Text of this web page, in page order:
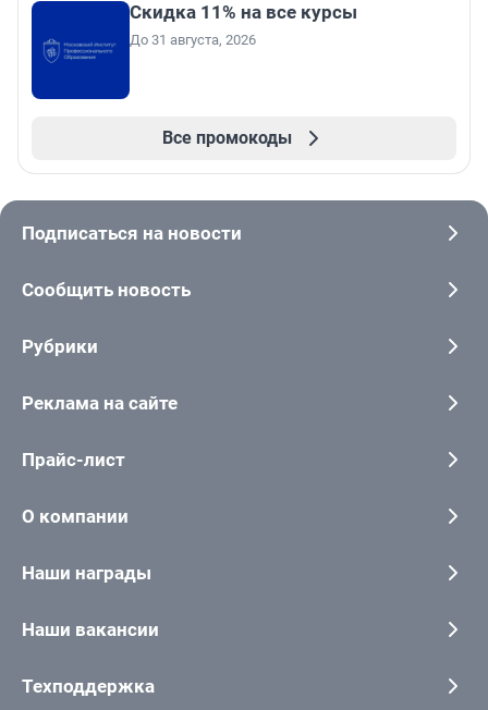
Скидка 11% на все курсы
До 31 августа, 2026
Все промокоды
Подписаться на новости
Сообщить новость
Рубрики
Реклама на сайте
Прайс-лист
О компании
Наши награды
Наши вакансии
Техподдержка